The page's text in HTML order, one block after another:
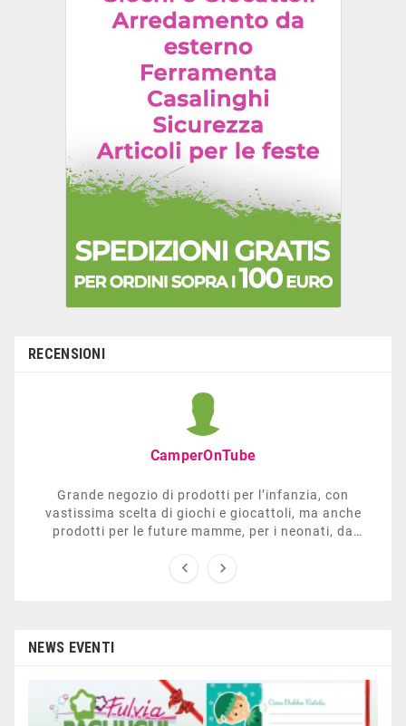
RECENSIONI
CamperOnTube
Grande negozio di prodotti per l’infanzia, con
vastissima scelta di giochi e giocattoli, ma anche
prodotti per le future mamme, per i neonati, da
sezione dedicata all’arredo giardino, giochi all’aperto,
 
NEWS EVENTI